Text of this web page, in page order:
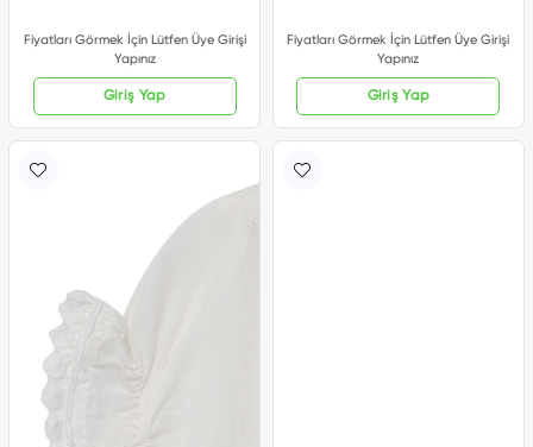
Fiyatları Görmek İçin Lütfen Üye Girişi
Yapınız
Giriş Yap
Fiyatları Görmek İçin Lütfen Üye Girişi
Yapınız
Giriş Yap